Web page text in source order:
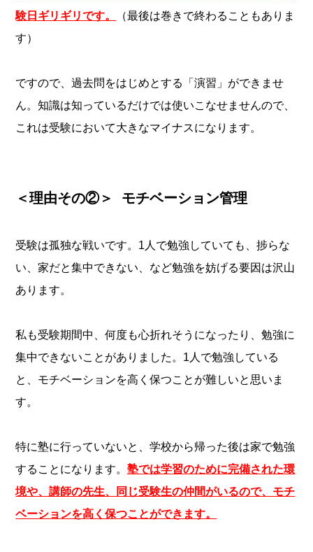
験日ギリギリです。
（最後は巻きで終わることもありま
す）
ですので、過去問をはじめとする「演習」ができませ
ん。知識は知っているだけでは使いこなせませんので、
これは受験において大きなマイナスになります。
＜理由その②＞ モチベーション管理
受験は孤独な戦いです。1人で勉強していても、捗らな
い、家だと集中できない、など勉強を妨げる要因は沢山
あります。
私も受験期間中、何度も心折れそうになったり、勉強に
集中できないことがありました。1人で勉強している
と、モチベーションを高く保つことが難しいと思いま
す。
特に塾に行っていないと、学校から帰った後は家で勉強
することになります。塾では学習のために完備された環
境や、講師の先生、同じ受験生の仲間がいるので、モチ
ベーションを高く保つことができます。